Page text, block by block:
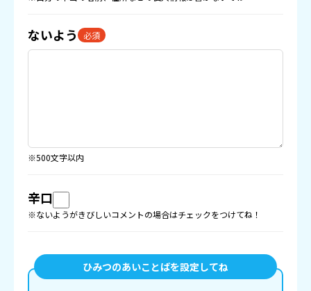
ないよう 必須
※500文字以内
辛口
※ないようがきびしいコメントの場合はチェックをつけてね！
ひみつのあいことばを設定してね